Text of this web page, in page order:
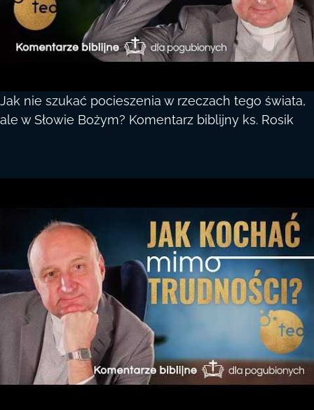
Jak nie szukać pocieszenia w rzeczach tego świata,
ale w Słowie Bożym? Komentarz biblijny ks. Rosik